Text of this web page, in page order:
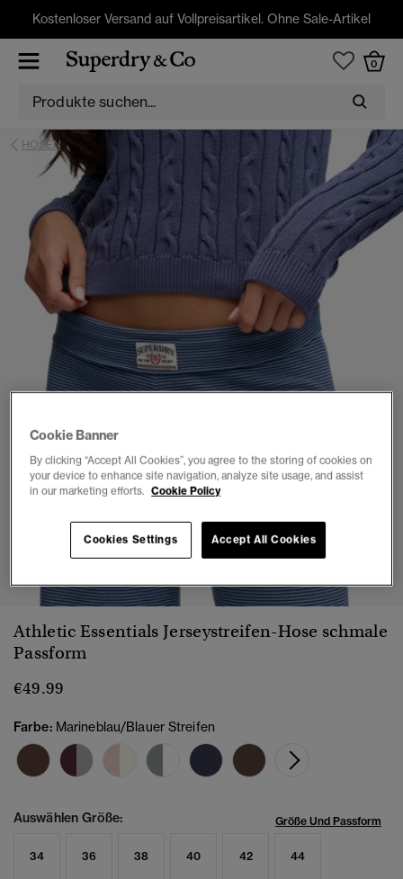
Kostenloser Versand auf Vollpreisartikel. Ohne Sale-Artikel
0
HOSEN
1 2 3 4 5 6 7
Athletic Essentials Jerseystreifen-Hose schmale
Passform
€49.99
Farbe: Marineblau/Blauer Streifen
Auswählen Größe: Größe Und Passform
34 36 38 40 42 44
Cookie Banner
By clicking “Accept All Cookies”, you agree to the storing of cookies on
your device to enhance site navigation, analyze site usage, and assist
in our marketing efforts. Cookie Policy
Accept All Cookies
Cookies Settings